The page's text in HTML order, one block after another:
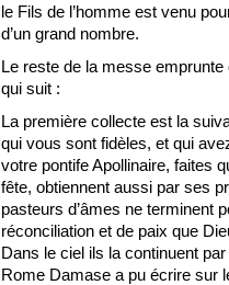
le Fils de l’homme est venu
d’un grand nombre.
Le reste de la messe
qui suit :
La première collecte est la
qui vous sont fidèles, et qui
votre pontife Apollinaire, faites
fête, obtiennent aussi par ses
pasteurs d’âmes ne terminent
réconciliation et de paix que
Dans le ciel ils la continuent
Rome Damase a pu écrire sur